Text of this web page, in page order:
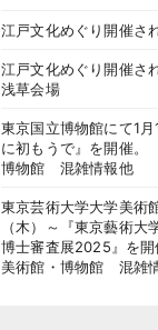
江戸文化めぐり開催さ
江戸文化めぐり開催さ
浅草会場
東京国立博物館にて1
に初もうで』を開催
博物館 混雑情報他
東京芸術大学大学美術
（木）～『東京藝術大
博士審査展2025』を
美術館・博物館 混雑